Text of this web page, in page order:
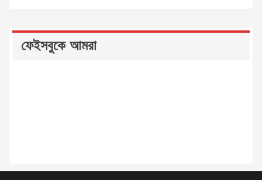
ফেইসবুকে আমরা